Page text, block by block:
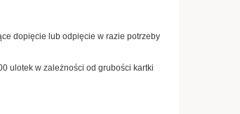
dopięcie lub odpięcie w razie potrzeby
ulotek w zależności od grubości kartki